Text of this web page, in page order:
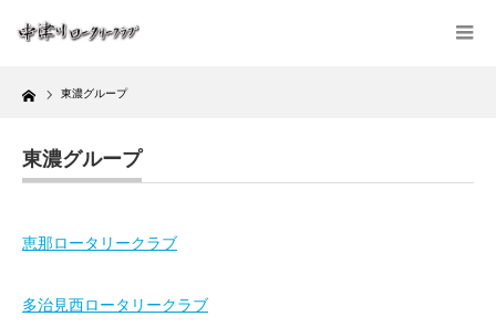
Home 東濃グループ
東濃グループ
恵那ロータリークラブ
多治見西ロータリークラブ